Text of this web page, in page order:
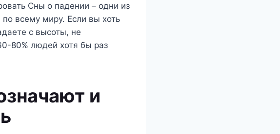
Сны о падении – одни из
всему миру. Если вы хоть
с высоты, не
80% людей хотя бы раз
и